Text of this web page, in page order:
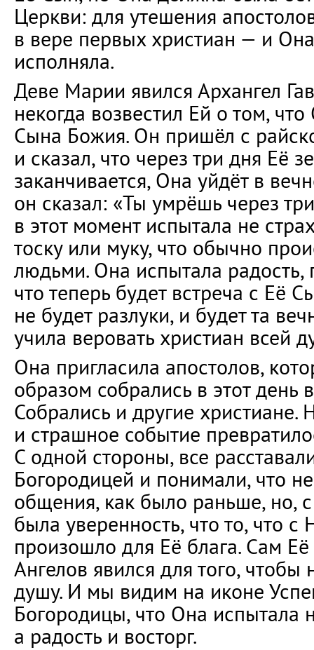
Церкви: для утешения
в вере первых христиан — и
исполняла.
Деве Марии явился Архангел
некогда возвестил Ей о том,
Сына Божия. Он пришёл с
и сказал, что через три дня Её
заканчивается, Она уйдёт в
он сказал: «Ты умрёшь через
в этот момент испытала не
тоску или муку, что обычно
людьми. Она испытала радость,
что теперь будет встреча с Её
не будет разлуки, и будет та
учила веровать христиан всей
Она пригласила апостолов,
образом собрались в этот день
Собрались и другие христиане.
и страшное событие
С одной стороны, все
Богородицей и понимали, что
общения, как было раньше, но,
была уверенность, что то, что
произошло для Её блага. Сам
Ангелов явился для того, чтобы
душу. И мы видим на иконе
Богородицы, что Она испытала
а радость и восторг.